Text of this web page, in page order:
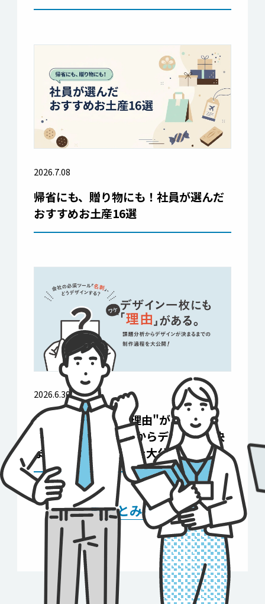
2026.7.08
帰省にも、贈り物にも！社員が選んだ
おすすめお土産16選
2026.6.30
デザイン一枚にも"理由"がある ──
名刺制作の課題分析からデザインが決
まるまでの制作過程を大公開! ──
もっとみる